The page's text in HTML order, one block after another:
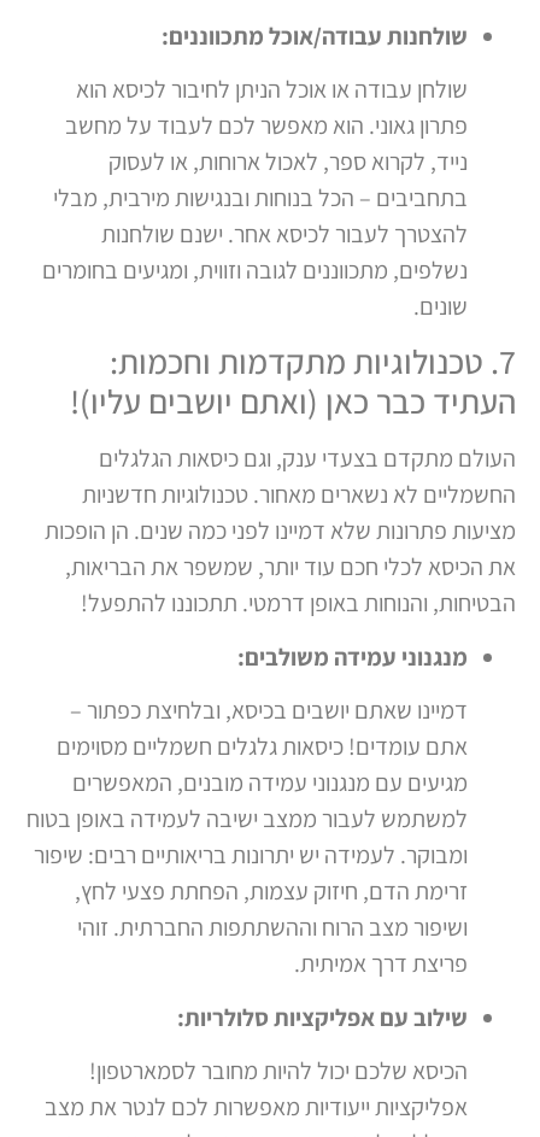
שולחנות עבודה/אוכל מתכווננים:
שולחן עבודה או אוכל הניתן לחיבור לכיסא הוא
פתרון גאוני. הוא מאפשר לכם לעבוד על מחשב
נייד, לקרוא ספר, לאכול ארוחות, או לעסוק
בתחביבים – הכל בנוחות ובנגישות מירבית, מבלי
להצטרך לעבור לכיסא אחר. ישנם שולחנות
נשלפים, מתכווננים לגובה וזווית, ומגיעים בחומרים
שונים.
7. טכנולוגיות מתקדמות וחכמות:
העתיד כבר כאן (ואתם יושבים עליו)!
העולם מתקדם בצעדי ענק, וגם כיסאות הגלגלים
החשמליים לא נשארים מאחור. טכנולוגיות חדשניות
מציעות פתרונות שלא דמיינו לפני כמה שנים. הן הופכות
את הכיסא לכלי חכם עוד יותר, שמשפר את הבריאות,
הבטיחות, והנוחות באופן דרמטי. תתכוננו להתפעל!
מנגנוני עמידה משולבים:
דמיינו שאתם יושבים בכיסא, ובלחיצת כפתור –
אתם עומדים! כיסאות גלגלים חשמליים מסוימים
מגיעים עם מנגנוני עמידה מובנים, המאפשרים
למשתמש לעבור ממצב ישיבה לעמידה באופן בטוח
ומבוקר. לעמידה יש יתרונות בריאותיים רבים: שיפור
זרימת הדם, חיזוק עצמות, הפחתת פצעי לחץ,
ושיפור מצב הרוח וההשתתפות החברתית. זוהי
פריצת דרך אמיתית.
שילוב עם אפליקציות סלולריות:
הכיסא שלכם יכול להיות מחובר לסמארטפון!
אפליקציות ייעודיות מאפשרות לכם לנטר את מצב